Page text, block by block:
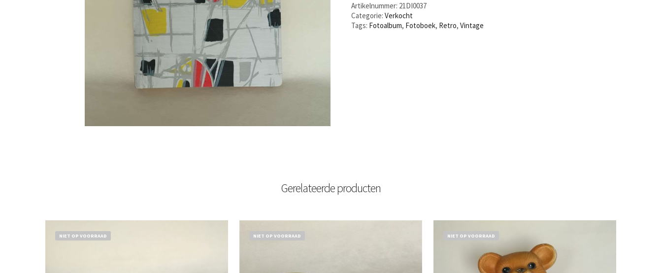
Artikelnummer: 21DI0037
Categorie:Verkocht
Tags: Fotoalbum, Fotoboek, Retro,Vintage
Gerelateerde producten
NIET OP VOORRAAD NIET OP VOORRAAD NIET OP VOORRAAD